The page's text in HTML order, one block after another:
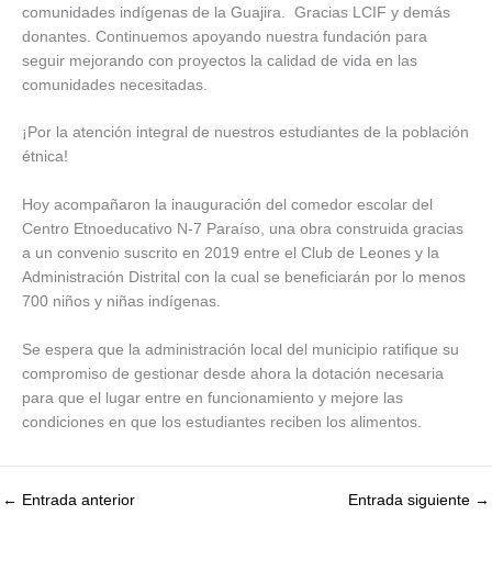
comunidades indígenas de la Guajira. Gracias LCIF y demás
donantes. Continuemos apoyando nuestra fundación para
seguir mejorando con proyectos la calidad de vida en las
comunidades necesitadas.
¡Por la atención integral de nuestros estudiantes de la población
étnica!
Hoy acompañaron la inauguración del comedor escolar del
Centro Etnoeducativo N-7 Paraíso, una obra construida gracias
a un convenio suscrito en 2019 entre el Club de Leones y la
Administración Distrital con la cual se beneficiarán por lo menos
700 niños y niñas indígenas.
Se espera que la administración local del municipio ratifique su
compromiso de gestionar desde ahora la dotación necesaria
para que el lugar entre en funcionamiento y mejore las
condiciones en que los estudiantes reciben los alimentos.
← Entrada anterior Entrada siguiente →